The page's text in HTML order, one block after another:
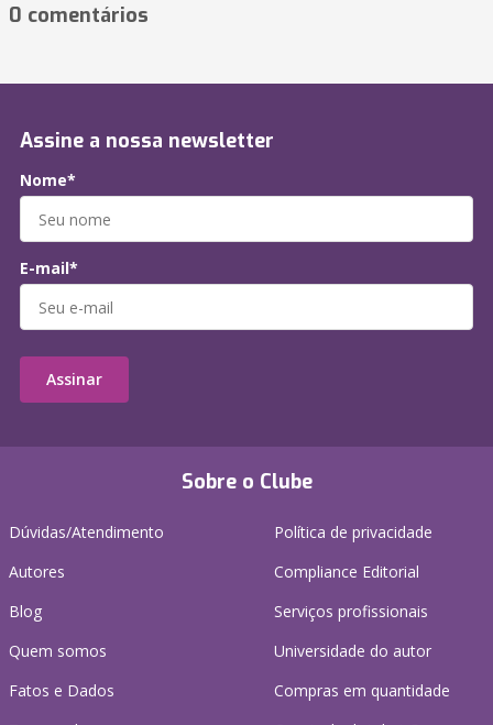
0 comentários
Sobre o Clube
Dúvidas/Atendimento
Autores
Blog
Quem somos
Fatos e Dados
Política de privacidade
Compliance Editorial
Serviços profissionais
Universidade do autor
Compras em quantidade
Assine a nossa newsletter
Nome*
E-mail*
Assinar